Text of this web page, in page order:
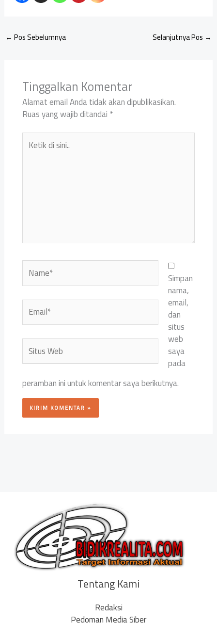
← Pos Sebelumnya Selanjutnya Pos →
Tinggalkan Komentar
Alamat email Anda tidak akan dipublikasikan.
Ruas yang wajib ditandai*
Ketik
Name*
Email*
Situs
Web
Simpan
nama,
email,
dan
situs
web
saya
pada
peramban ini untuk komentar saya berikutnya.
Tentang Kami
Redaksi
Pedoman Media Siber